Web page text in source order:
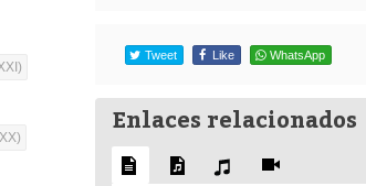
Tweet Like WhatsApp
Enlaces relacionados